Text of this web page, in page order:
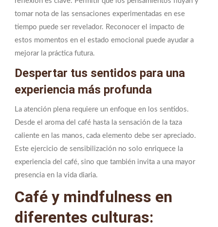
tomar nota de las sensaciones experimentadas en ese
tiempo puede ser revelador. Reconocer el impacto de
estos momentos en el estado emocional puede ayudar a
mejorar la práctica futura.
Despertar tus sentidos para una
experiencia más profunda
La atención plena requiere un enfoque en los sentidos.
Desde el aroma del café hasta la sensación de la taza
caliente en las manos, cada elemento debe ser apreciado.
Este ejercicio de sensibilización no solo enriquece la
experiencia del café, sino que también invita a una mayor
presencia en la vida diaria.
Café y mindfulness en
diferentes culturas: